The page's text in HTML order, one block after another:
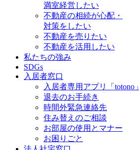
満室経営したい
不動産の相続が心配・
対策をしたい
不動産を売りたい
不動産を活用したい
私たちの強み
SDGs
入居者窓口
入居者専用アプリ「totono」
退去のお手続き
時間外緊急連絡先
住み替えのご相談
お部屋の使用とマナー
お困りごと